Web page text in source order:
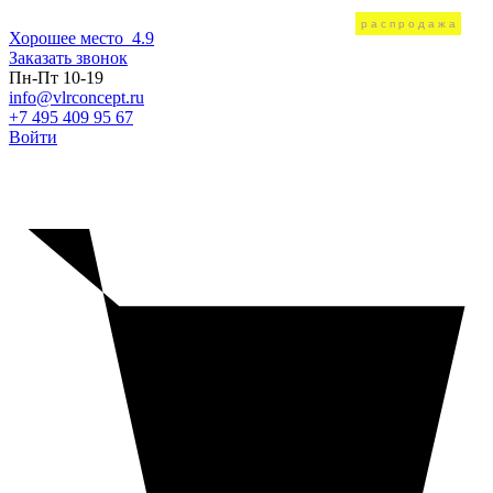
Хорошее место 4.9
Заказать звонок
Пн-Пт 10-19
info@vlrconcept.ru
+7 495 409 95 67
Войти
распродажа